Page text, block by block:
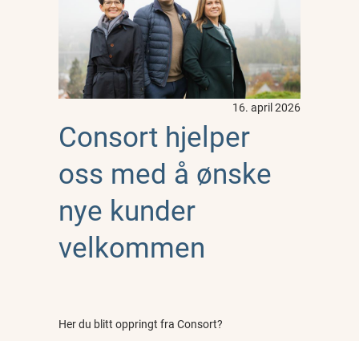
Consort hjelper
oss med å ønske
nye kunder
velkommen
16. april 2026
Her du blitt oppringt fra Consort?